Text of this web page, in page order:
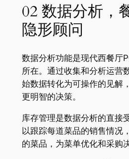
02 数据分析，
隐形顾问
数据分析功能是现代西餐厅
所在。通过收集和分析运营
始数据转化为可操作的见解
更明智的决策。
库存管理是数据分析的直接
以跟踪每道菜品的销售情况
的菜品，为菜单优化和采购